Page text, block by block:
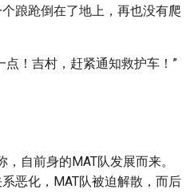
踉跄倒在了地上，再也没有爬
点！吉村，赶紧通知救护车！”
，自前身的MAT队发展而来。
恶化，MAT队被迫解散，而后